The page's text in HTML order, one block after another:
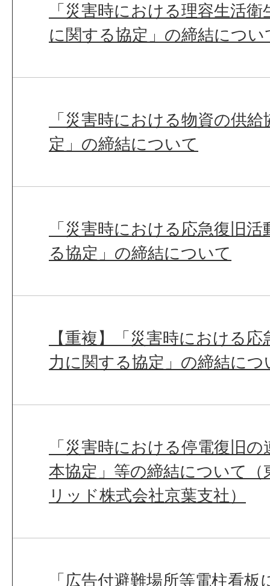
「災害時における理容生活
に関する協定」の締結につい
「災害時における物資の供
定」の締結について
「災害時における応急復旧
る協定」の締結について
【重複】「災害時における
力に関する協定」の締結につ
「災害時における停電復旧
本協定」等の締結について
リッド株式会社京葉支社）
「広告付避難場所等電柱看